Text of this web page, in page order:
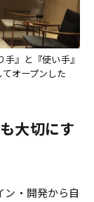
手』と『使い手』
オープンした
大切にす
ン・開発から自